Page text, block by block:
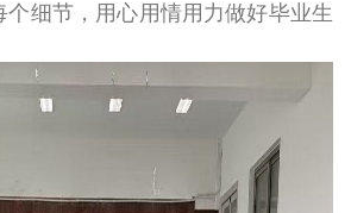
个细节，用心用情用力做好毕业生